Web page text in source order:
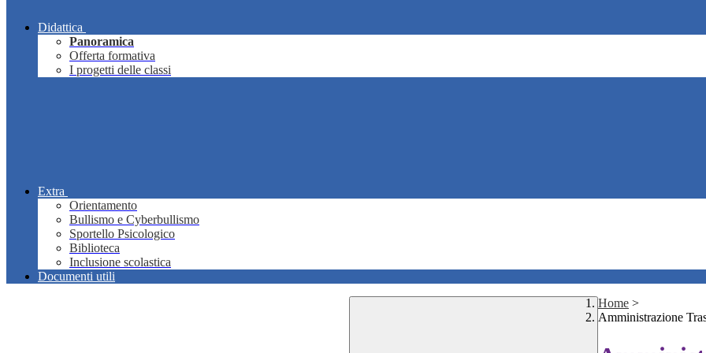
Didattica
Panoramica
Offerta formativa
I progetti delle classi
Extra
Orientamento
Bullismo e Cyberbullismo
Sportello Psicologico
Biblioteca
Inclusione scolastica
Documenti utili
Home >
Amministrazione